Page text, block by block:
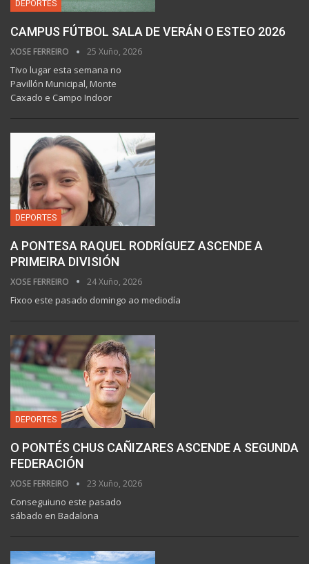
DEPORTES
CAMPUS FÚTBOL SALA DE VERÁN O ESTEO 2026
XOSE FERREIRO 25 Xuño, 2026
Tivo lugar esta semana no
Pavillón Municipal, Monte
Caxado e Campo Indoor
DEPORTES
A PONTESA RAQUEL RODRÍGUEZ ASCENDE A
PRIMEIRA DIVISIÓN
XOSE FERREIRO 24 Xuño, 2026
Fixoo este pasado domingo ao mediodía
DEPORTES
O PONTÉS CHUS CAÑIZARES ASCENDE A SEGUNDA
FEDERACIÓN
XOSE FERREIRO 23 Xuño, 2026
Conseguiuno este pasado
sábado en Badalona